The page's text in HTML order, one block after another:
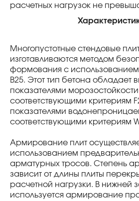
расчетных нагрузок не
Многопустотные стендовые
изготавливаются методом
формования с
В25. Этот тип бетона обладает
показателями
соответствующими критериям
показателями
соответствующими критериям
Армирование плит
использованием
арматурных тросов. Степень
зависит от длины плиты
расчетной нагрузки. В нижней
используется армирование